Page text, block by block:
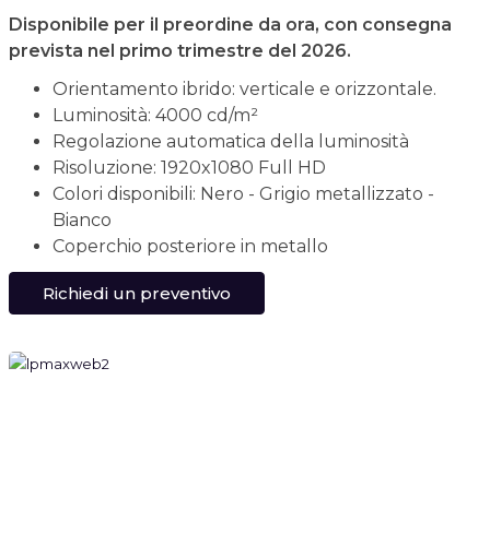
Disponibile per il preordine da ora, con consegna
prevista nel primo trimestre del 2026.
Orientamento ibrido: verticale e orizzontale.
Luminosità: 4000 cd/m²
Regolazione automatica della luminosità
Risoluzione: 1920x1080 Full HD
Colori disponibili: Nero - Grigio metallizzato -
Bianco
Coperchio posteriore in metallo
Richiedi un preventivo